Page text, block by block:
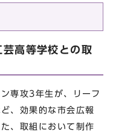
高等学校との取
専攻3年生が、リーフ
、効果的な市会広報
、取組において制作